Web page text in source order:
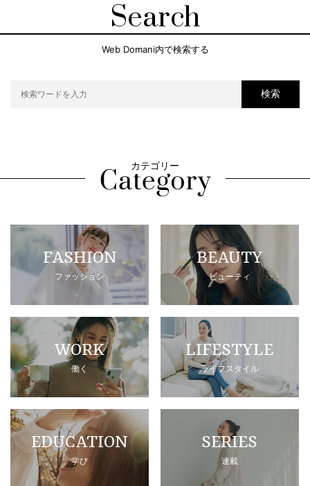
Search
Web Domani内で検索する
検索
カテゴリー
FASHION
ファッション
BEAUTY
ビューティ
WORK
働く
LIFESTYLE
ライフスタイル
EDUCATION
学び
SERIES
連載